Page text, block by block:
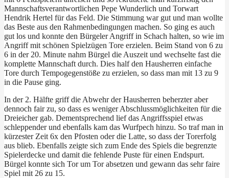
Mannschaftsverantwortlichen Pepe Wunderlich und Torwart
Hendrik Hertel für das Feld. Die Stimmung war gut und man wollte
das Beste aus den Rahmenbedingungen machen. So ging es auch
gut los und konnte den Bürgeler Angriff in Schach halten, so wie im
Angriff mit schönen Spielzügen Tore erzielen. Beim Stand von 6 zu
6 in der 20. Minute nahm Bürgel die Auszeit und wechselte fast die
komplette Mannschaft durch. Dies half den Hausherren einfache
Tore durch Tempogegenstöße zu erzielen, so dass man mit 13 zu 9
in die Pause ging.
In der 2. Hälfte griff die Abwehr der Hausherren beherzter aber
dennoch fair zu, so dass es weniger Abschlussmöglichkeiten für die
Dreieicher gab. Dementsprechend lief das Angriffsspiel etwas
schleppender und ebenfalls kam das Wurfpech hinzu. So traf man in
kürzester Zeit 6x den Pfosten oder die Latte, so dass der Torerfolg
aus blieb. Ebenfalls zeigte sich zum Ende des Spiels die begrenzte
Spielerdecke und damit die fehlende Puste für einen Endspurt.
Bürgel konnte sich Tor um Tor absetzen und gewann das sehr faire
Spiel mit 26 zu 15.